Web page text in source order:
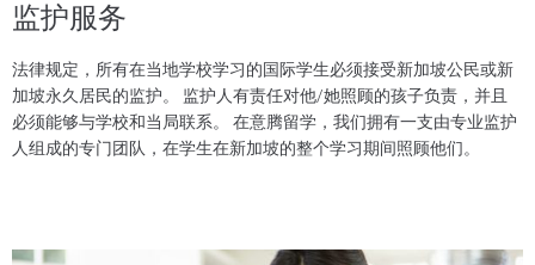
寄宿家庭
公寓
监护服务​
法律规定，所有在当地学校学习的国际学生必须接受新加坡公民或新
加坡永久居民的监护。 监护人有责任对他/她照顾的孩子负责，并且
必须能够与学校和当局联系。 在意腾留学，我们拥有一支由专业监护
人组成的专门团队，在学生在新加坡的整个学习期间照顾他们。